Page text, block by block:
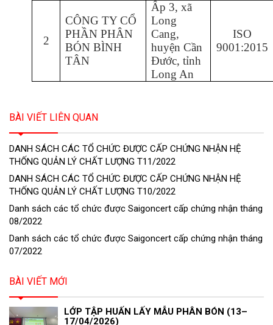
2
CÔNG TY CỔ
PHẦN PHÂN
BÓN BÌNH
TÂN
Ấp 3, xã
Long
Cang,
huyện Cần
Đước, tỉnh
Long An
ISO
9001:2015
BÀI VIẾT LIÊN QUAN
DANH SÁCH CÁC TỔ CHỨC ĐƯỢC CẤP CHỨNG NHẬN HỆ
THỐNG QUẢN LÝ CHẤT LƯỢNG T11/2022
DANH SÁCH CÁC TỔ CHỨC ĐƯỢC CẤP CHỨNG NHẬN HỆ
THỐNG QUẢN LÝ CHẤT LƯỢNG T10/2022
Danh sách các tổ chức được Saigoncert cấp chứng nhận tháng
08/2022
Danh sách các tổ chức được Saigoncert cấp chứng nhận tháng
07/2022
BÀI VIẾT MỚI
LỚP TẬP HUẤN LẤY MẪU PHÂN BÓN (13–
17/04/2026)